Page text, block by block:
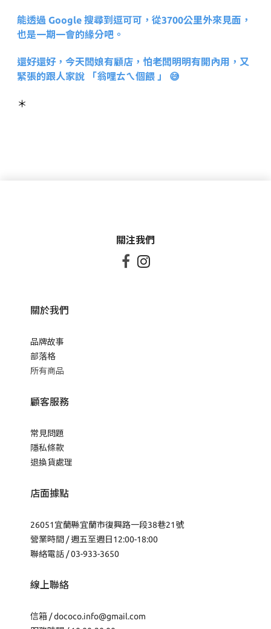
能透過 Google 搜尋到逗可可，從3700公里外來見面，
也是一期一會的緣分吧。
還好還好，今天闆娘有顧店，怕老闆明明有開內用，又
緊張的跟人家說 「翁哩ㄊㄟ個餵 」 😅
＊
關注我們
 
關於我們
品牌故事
部落格
所有商品
顧客服務
常見問題
隱私條款
退換貨處理
店面據點
26051宜蘭縣宜蘭市復興路一段38巷21號
營業時間 / 週五至週日12:00-18:00
聯絡電話 / 03-933-3650
線上聯絡
信箱 /dococo.info@gmail.com